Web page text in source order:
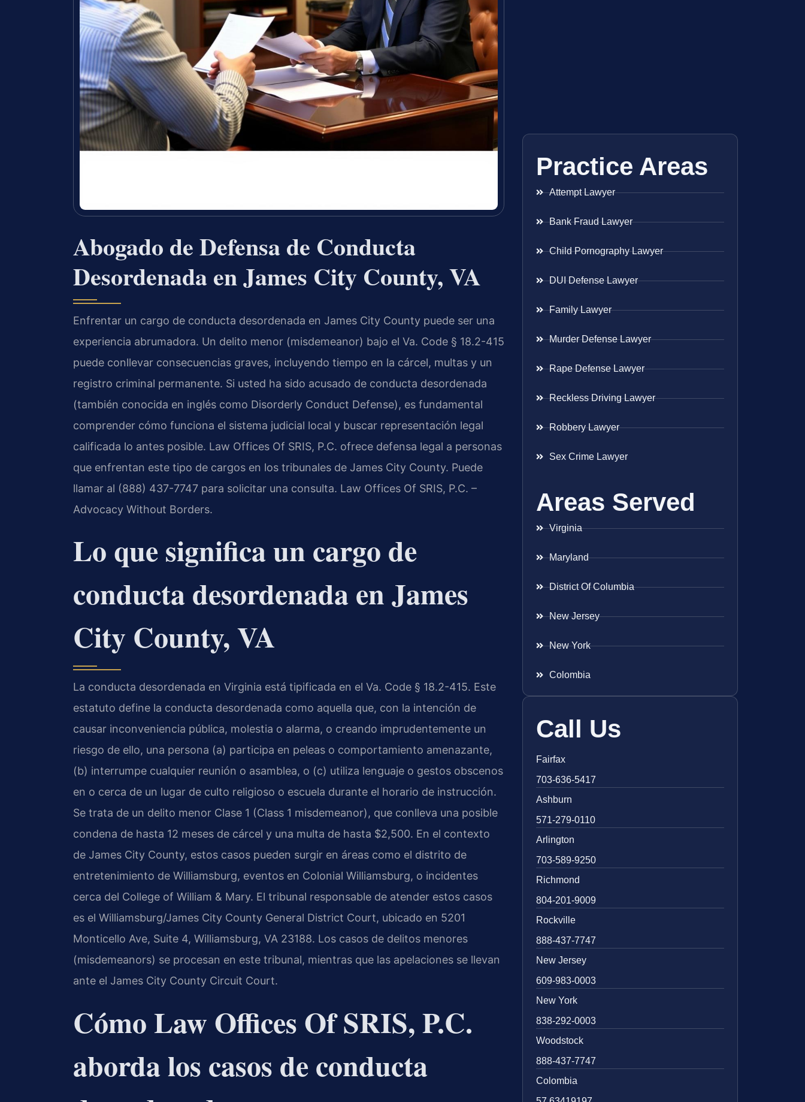
Abogado de Defensa de Conducta
Desordenada en James City County, VA
Enfrentar un cargo de conducta desordenada en James City County puede ser una
experiencia abrumadora. Un delito menor (misdemeanor) bajo el Va. Code § 18.2-415
puede conllevar consecuencias graves, incluyendo tiempo en la cárcel, multas y un
registro criminal permanente. Si usted ha sido acusado de conducta desordenada
(también conocida en inglés como Disorderly Conduct Defense), es fundamental
comprender cómo funciona el sistema judicial local y buscar representación legal
calificada lo antes posible. Law Offices Of SRIS, P.C. ofrece defensa legal a personas
que enfrentan este tipo de cargos en los tribunales de James City County. Puede
llamar al (888) 437-7747 para solicitar una consulta. Law Offices Of SRIS, P.C. –
Advocacy Without Borders.
Lo que significa un cargo de
conducta desordenada en James
City County, VA
La conducta desordenada en Virginia está tipificada en el Va. Code § 18.2-415. Este
estatuto define la conducta desordenada como aquella que, con la intención de
causar inconveniencia pública, molestia o alarma, o creando imprudentemente un
riesgo de ello, una persona (a) participa en peleas o comportamiento amenazante,
(b) interrumpe cualquier reunión o asamblea, o (c) utiliza lenguaje o gestos obscenos
en o cerca de un lugar de culto religioso o escuela durante el horario de instrucción.
Se trata de un delito menor Clase 1 (Class 1 misdemeanor), que conlleva una posible
condena de hasta 12 meses de cárcel y una multa de hasta $2,500. En el contexto
de James City County, estos casos pueden surgir en áreas como el distrito de
entretenimiento de Williamsburg, eventos en Colonial Williamsburg, o incidentes
cerca del College of William & Mary. El tribunal responsable de atender estos casos
es el Williamsburg/James City County General District Court, ubicado en 5201
Monticello Ave, Suite 4, Williamsburg, VA 23188. Los casos de delitos menores
(misdemeanors) se procesan en este tribunal, mientras que las apelaciones se llevan
ante el James City County Circuit Court.
Cómo Law Offices Of SRIS, P.C.
aborda los casos de conducta
Practice Areas
Attempt Lawyer
Bank Fraud Lawyer
Child Pornography Lawyer
DUI Defense Lawyer
Family Lawyer
Murder Defense Lawyer
Rape Defense Lawyer
Reckless Driving Lawyer
Robbery Lawyer
Sex Crime Lawyer
Areas Served
Virginia
Maryland
District Of Columbia
New Jersey
New York
Colombia
Call Us
Fairfax
703-636-5417
Ashburn
571-279-0110
Arlington
703-589-9250
Richmond
804-201-9009
Rockville
888-437-7747
New Jersey
609-983-0003
New York
838-292-0003
Woodstock
888-437-7747
Colombia